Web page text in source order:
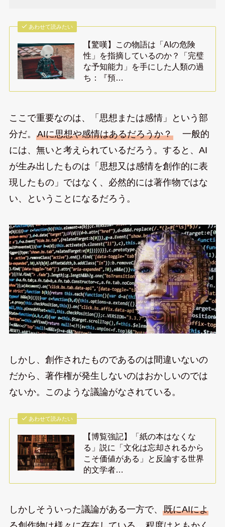
あわせて読みたい
【驚嘆】この物語は「AIの危険
性」を指摘しているのか？「完璧
な予知能力」を手にした人類の過
ち：『預…
ここで重要なのは、「思想または感情」という部
分だ。 AIに思想や感情はあるだろうか？一般的
には、無いと考えられているだろう。すると、AI
が生み出したものは「思想又は感情を創作的に表
現したもの」ではなく、必然的には著作物ではな
い、ということになるだろう。
しかし、創作されたものであるのは間違いないの
だから、著作権が発生しないのはおかしいのでは
ないか。このような議論がなされている。
あわせて読みたい
【博覧強記】「紙の本はなくな
る」説に「文化は忘却されるから
こそ価値がある」と反論する世界
的文学者…
しかしそういった議論がある一方で、 既にAIによ